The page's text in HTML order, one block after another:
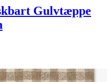
Gulvtæppe